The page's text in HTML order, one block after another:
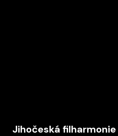
Jihočeská filharmonie